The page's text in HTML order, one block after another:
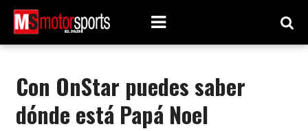
Con OnStar puedes saber
dónde está Papá Noel